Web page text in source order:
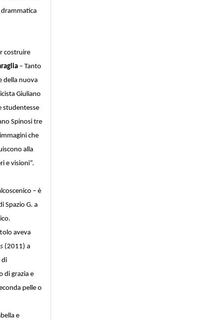
costruire
– Tanto
della nuova
Giuliano
studentesse
Spinosi tre
che
alla
e visioni”.
– è
Spazio G. a
aveva
(2011) a
di
di grazia e
pelle o
e